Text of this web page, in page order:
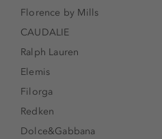
Florence by Mills
CAUDALIE
Ralph Lauren
Elemis
Filorga
Redken
Dolce&Gabbana